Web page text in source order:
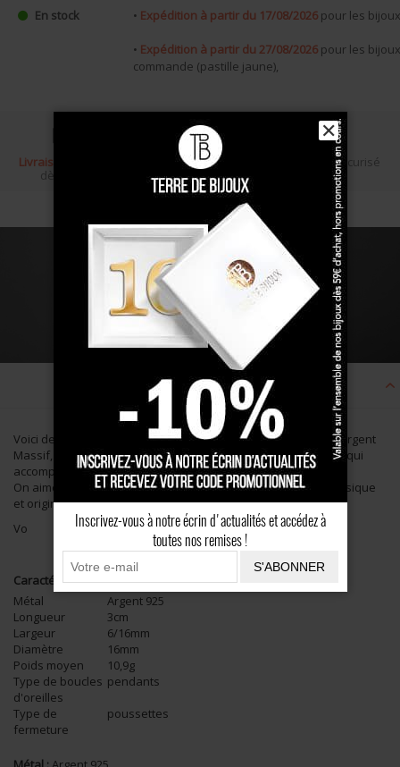
En stock • Expédition à partir du 17/08/2026 pour les
• Expédition à partir du 27/08/2026 pour les
commande (pastille jaune),
Livraison gratuite
dès 100 €
Écrin cadeau Paiement sécurisé
Description
Voici de jolies créoles femme élégantes et intemporelles
. En Argent
Massif, c'est un bijou dequalitéet unallier styleau quotidien qui
accompagnera vos mouvements de façon chic !
On aime le design épuré inspiré du nombre d'or, à la fois classique
et original de ces boucles d'oreilles pendantes.
Vo
Caractéristiques
Métal
Argent 925
Longueur
3cm
Largeur
6/16mm
Diamètre
16mm
Poids moyen
10,9g
Type de boucles
d'oreilles
pendants
Type de
fermeture
poussettes
✕
Inscrivez-vous à notre écrin d'actualités et accédez à
toutes nos remises !
S'ABONNER